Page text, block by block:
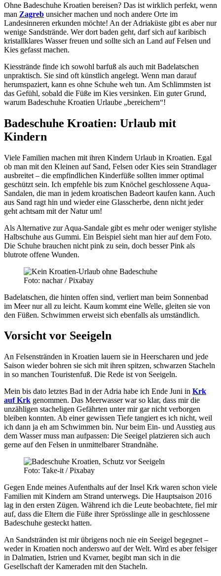
Ohne Badeschuhe Kroatien bereisen? Das ist wirklich perfekt, wenn
man Zagreb unsicher machen und noch andere Orte im
Landesinneren erkunden möchte! An der Adriaküste gibt es aber nur
wenige Sandstrände. Wer dort baden geht, darf sich auf karibisch
kristallklares Wasser freuen und sollte sich an Land auf Felsen und
Kies gefasst machen.
Kiesstrände finde ich sowohl barfuß als auch mit Badelatschen
unpraktisch. Sie sind oft künstlich angelegt. Wenn man darauf
herumspaziert, kann es ohne Schuhe weh tun. Am Schlimmsten ist
das Gefühl, sobald die Füße im Kies versinken. Ein guter Grund,
warum Badeschuhe Kroatien Urlaube „bereichern“!
Badeschuhe Kroatien: Urlaub mit
Kindern
Viele Familien machen mit ihren Kindern Urlaub in Kroatien. Egal
ob man mit den Kleinen auf Sand, Felsen oder Kies sein Strandlager
ausbreitet – die empfindlichen Kinderfüße sollten immer optimal
geschützt sein. Ich empfehle bis zum Knöchel geschlossene Aqua-
Sandalen, die man in jedem kroatischen Badeort kaufen kann. Auch
aus Sand ragt hin und wieder eine Glasscherbe, denn nicht jeder
geht achtsam mit der Natur um!
Als Alternative zur Aqua-Sandale gibt es mehr oder weniger stylishe
Halbschuhe aus Gummi. Ein Beispiel sieht man hier auf dem Foto.
Die Schuhe brauchen nicht pink zu sein, doch besser Pink als
blutrote offene Wunden.
Foto: nachar / Pixabay
Badelatschen, die hinten offen sind, verliert man beim Sonnenbad
im Meer nur all zu leicht. Kaum kommt eine Welle, gleiten sie von
den Füßen. Schwimmen erweist sich ebenfalls als umständlich.
Vorsicht vor Seeigeln
An Felsenstränden in Kroatien lauern sie in Heerscharen und jede
Saison wieder bohren sie sich mit ihren spitzen, schwarzen Stacheln
in so manchen Touristenfuß. Die Rede ist von Seeigeln.
Mein bis dato letztes Bad in der Adria habe ich Ende Juni in Krk
auf Krk genommen. Das Meerwasser war so klar, dass mir die
unzähligen stacheligen Gefährten unter mir gar nicht verborgen
bleiben konnten. Ab einer gewissen Tiefe tangiert es ich nicht, weil
ich dann ja eh am Schwimmen bin. Nur beim Ein- und Ausstieg aus
dem Wasser muss man aufpassen: Die Seeigel platzieren sich auch
gerne auf den Felsen in unmittelbarer Strandnähe.
Foto: Take-it / Pixabay
Gegen Ende meines Aufenthalts auf der Insel Krk waren schon viele
Familien mit Kindern am Strand unterwegs. Die Hauptsaison 2016
lag in den ersten Zügen. Während ich die Leute beobachtete, fiel mir
auf, dass die Eltern die Füße ihrer Sprösslinge alle in geschlossene
Badeschuhe gesteckt hatten.
An Sandstränden ist mir übrigens noch nie ein Seeigel begegnet –
weder in Kroatien noch anderswo auf der Welt. Wird es aber felsiger
in Dalmatien, Istrien und Kvarner, begibt man sich in die
Gesellschaft der Kameraden mit den Stacheln.